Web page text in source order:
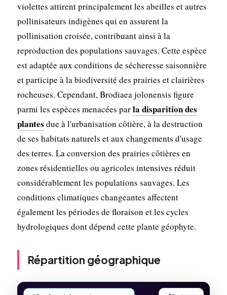
violettes attirent principalement les abeilles et autres
pollinisateurs indigènes qui en assurent la
pollinisation croisée, contribuant ainsi à la
reproduction des populations sauvages. Cette espèce
est adaptée aux conditions de sécheresse saisonnière
et participe à la biodiversité des prairies et clairières
rocheuses. Cependant, Brodiaea jolonensis figure
parmi les espèces menacées parla disparition des
plantes due à l'urbanisation côtière, à la destruction
de ses habitats naturels et aux changements d'usage
des terres. La conversion des prairies côtières en
zones résidentielles ou agricoles intensives réduit
considérablement les populations sauvages. Les
conditions climatiques changeantes affectent
également les périodes de floraison et les cycles
hydrologiques dont dépend cette plante géophyte.
Répartition géographique